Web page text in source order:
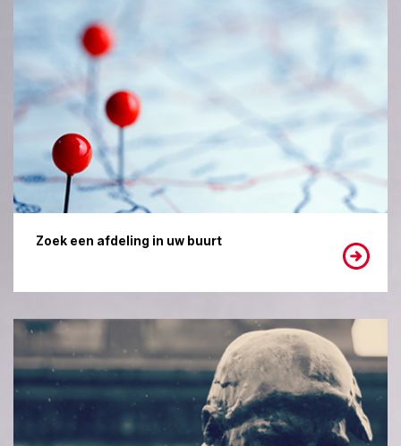
Zoek een afdeling in uw buurt